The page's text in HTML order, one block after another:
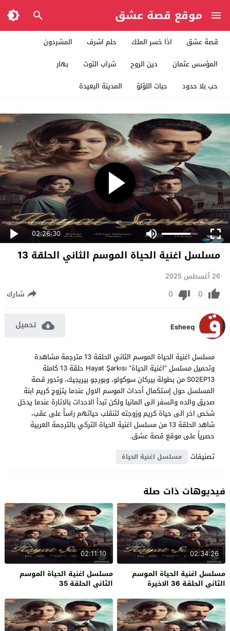
موقع قصة عشق
قصة عشق اذا خسر الملك حلم اشرف
المشردون
المؤسس عثمان
دين الروح شراب التوت
بهار
حب بلا حدود
حبات اللؤلؤ المدينة البعيدة
02:26:30
مسلسل اغنية الحياة الموسم الثاني الحلقة 13
26 أغسطس 2025
0
0 شارك
Esheeq تحميل
مسلسل اغنية الحياة الموسم الثاني الحلقة 13 مترجمة مشاهدة
وتحميل مسلسل “اغنية الحياة” Hayat Şarkısı حلقة 13 كاملة
S02EP13 من بطولة بيركان سوكولو، وبورجو بيريجيك، وتدور قصة
المسلسل حول إستكمال أحداث الموسم الاول عندما يتزوج كريم ابنة
صديق والده والسفر الى المانيا ولكن تبدأ الاحدات بالاثارة عندما يدخل
شخص اخر الى حياة كريم وزوجته لتنقلب حياتهم راساً على عقب،
شاهد الحلقة 13 من مسلسل اغنية الحياة التركي بالترجمة العربية
حصرياً على موقع قصة عشق.
تصنيفات
مسلسل اغنية الحياة
فيديوهات ذات صلة
02:34:26
مسلسل اغنية الحياة الموسم
الثاني الحلقة 36 الاخيرة
02:11:10
مسلسل اغنية الحياة الموسم
الثاني الحلقة 35